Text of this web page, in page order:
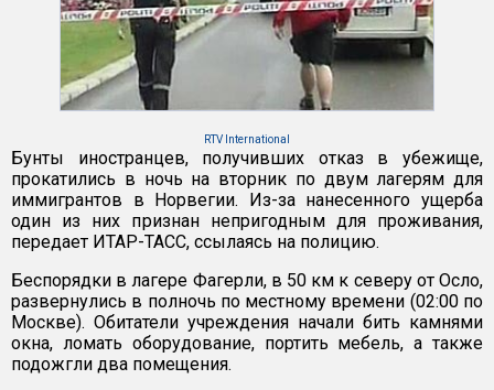
RTV International
Бунты иностранцев, получивших отказ в убежище,
прокатились в ночь на вторник по двум лагерям для
иммигрантов в Норвегии. Из-за нанесенного ущерба
один из них признан непригодным для проживания,
передает ИТАР-ТАСС, ссылаясь на полицию.
Беспорядки в лагере Фагерли, в 50 км к северу от Осло,
развернулись в полночь по местному времени (02:00 по
Москве). Обитатели учреждения начали бить камнями
окна, ломать оборудование, портить мебель, а также
подожгли два помещения.